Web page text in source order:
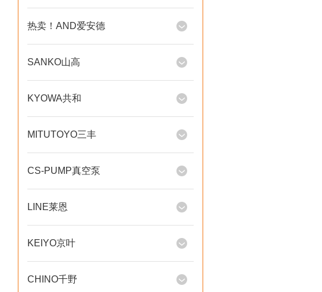
热卖！AND爱安德
SANKO山高
KYOWA共和
MITUTOYO三丰
CS-PUMP真空泵
LINE莱恩
KEIYO京叶
CHINO千野